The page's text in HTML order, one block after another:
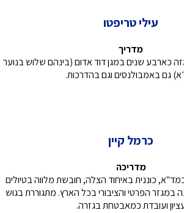
עילי טריפטו
מדריך
כארבע שנים במגן דוד אדום (בינהם שלוש בנוער
גם באמבולנסים וגם בהדרכות.
כרמל קיין
מדריכה
כוננית באיחוד הצלה, חובשת מלווה בטיולים
במגזר הפרטי והציבורי בכל הארץ. מתגוררת בגוש
ועובדת כמאבטחת בגזרה.